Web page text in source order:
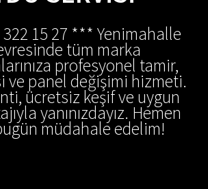
15 27 *** Yenimahalle
tüm marka
profesyonel tamir,
ve panel değişimi hizmeti.
ücretsiz keşif ve uygun
yanınızdayız. Hemen
müdahale edelim!